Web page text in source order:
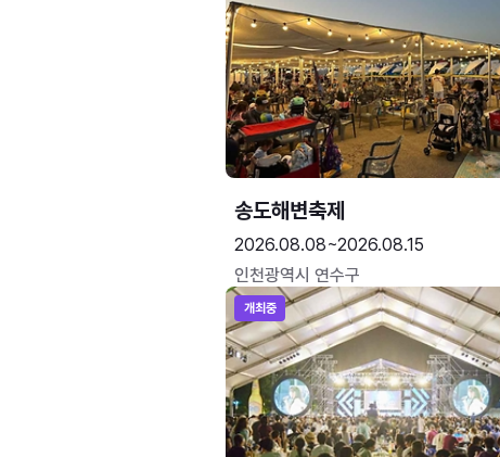
송도해변축제
2026.08.08~2026.08.15
인천광역시 연수구
개최중